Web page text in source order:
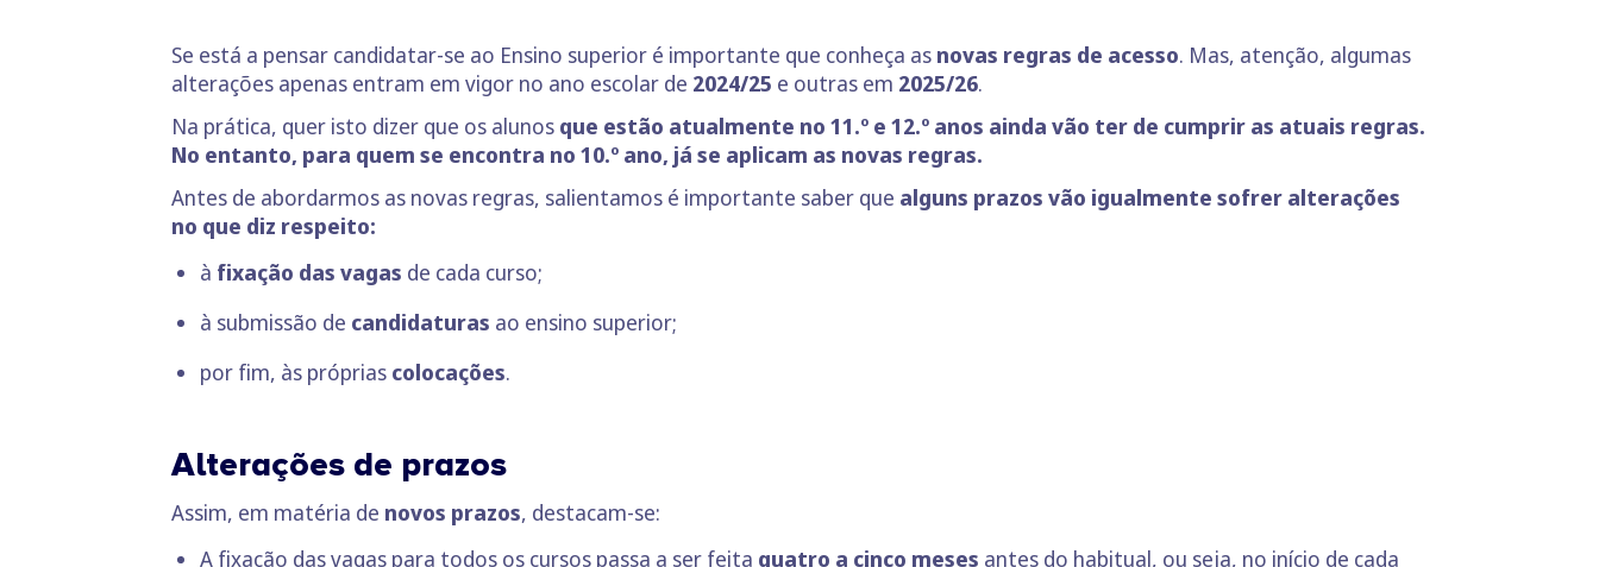
Se está a pensar candidatar-se ao Ensino superior é importante que conheça as novas regras de acesso. Mas, atenção, algumas
alterações apenas entram em vigor no ano escolar de 2024/25 e outras em 2025/26.
Na prática, quer isto dizer que os alunos que estão atualmente no 11.º e 12.º anos ainda vão ter de cumprir as atuais regras.
No entanto, para quem se encontra no 10.º ano, já se aplicam as novas regras.
Antes de abordarmos as novas regras, salientamos é importante saber que alguns prazos vão igualmente sofrer alterações
no que diz respeito:
à fixação das vagas de cada curso;
à submissão de candidaturas ao ensino superior;
por fim, às próprias colocações.
Alterações de prazos
Assim, em matéria de novos prazos, destacam-se:
A fixação das vagas para todos os cursos passa a ser feita quatro a cinco meses antes do habitual, ou seja, no início de cada